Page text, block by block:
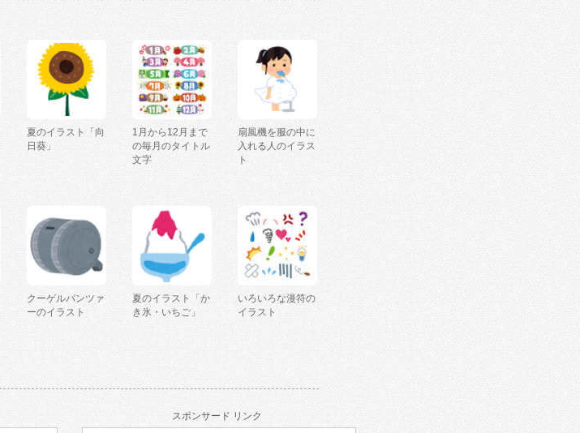
夏のイラスト「向
日葵」
1月から12月まで
の毎月のタイトル
文字
扇風機を服の中に
入れる人のイラス
ト
クーゲルパンツァ
ーのイラスト
夏のイラスト「か
き氷・いちご」
いろいろな漫符の
イラスト
スポンサード リンク